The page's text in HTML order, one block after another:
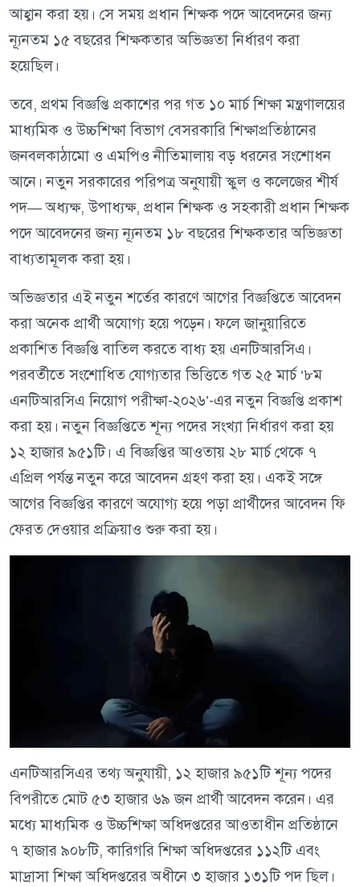
আহ্বান করা হয়। সে সময় প্রধান শিক্ষক পদে আবেদনের জন্য
ন্যূনতম ১৫ বছরের শিক্ষকতার অভিজ্ঞতা নির্ধারণ করা
হয়েছিল।
তবে, প্রথম বিজ্ঞপ্তি প্রকাশের পর গত ১০ মার্চ শিক্ষা মন্ত্রণালয়ের
মাধ্যমিক ও উচ্চশিক্ষা বিভাগ বেসরকারি শিক্ষাপ্রতিষ্ঠানের
জনবলকাঠামো ও এমপিও নীতিমালায় বড় ধরনের সংশোধন
আনে। নতুন সরকারের পরিপত্র অনুযায়ী স্কুল ও কলেজের শীর্ষ
পদ— অধ্যক্ষ, উপাধ্যক্ষ, প্রধান শিক্ষক ও সহকারী প্রধান শিক্ষক
পদে আবেদনের জন্য ন্যূনতম ১৮ বছরের শিক্ষকতার অভিজ্ঞতা
বাধ্যতামূলক করা হয়।
অভিজ্ঞতার এই নতুন শর্তের কারণে আগের বিজ্ঞপ্তিতে আবেদন
করা অনেক প্রার্থী অযোগ্য হয়ে পড়েন। ফলে জানুয়ারিতে
প্রকাশিত বিজ্ঞপ্তি বাতিল করতে বাধ্য হয় এনটিআরসিএ।
পরবর্তীতে সংশোধিত যোগ্যতার ভিত্তিতে গত ২৫ মার্চ ‘৮ম
এনটিআরসিএ নিয়োগ পরীক্ষা-২০২৬’-এর নতুন বিজ্ঞপ্তি প্রকাশ
করা হয়। নতুন বিজ্ঞপ্তিতে শূন্য পদের সংখ্যা নির্ধারণ করা হয়
১২ হাজার ৯৫১টি। এ বিজ্ঞপ্তির আওতায় ২৮ মার্চ থেকে ৭
এপ্রিল পর্যন্ত নতুন করে আবেদন গ্রহণ করা হয়। একই সঙ্গে
আগের বিজ্ঞপ্তির কারণে অযোগ্য হয়ে পড়া প্রার্থীদের আবেদন ফি
ফেরত দেওয়ার প্রক্রিয়াও শুরু করা হয়।
এনটিআরসিএর তথ্য অনুযায়ী, ১২ হাজার ৯৫১টি শূন্য পদের
বিপরীতে মোট ৫৩ হাজার ৬৯ জন প্রার্থী আবেদন করেন। এর
মধ্যে মাধ্যমিক ও উচ্চশিক্ষা অধিদপ্তরের আওতাধীন প্রতিষ্ঠানে
৭ হাজার ৯০৮টি, কারিগরি শিক্ষা অধিদপ্তরের ১১২টি এবং
মাদ্রাসা শিক্ষা অধিদপ্তরের অধীনে ৩ হাজার ১৩১টি পদ ছিল।